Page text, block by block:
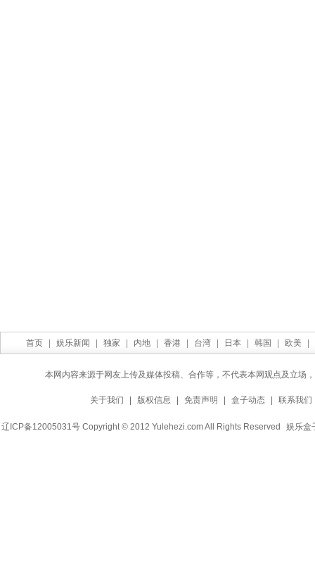
首页 娱乐新闻 独家 内地 香港 台湾 日本 韩国 欧美
本网内容来源于网友上传及媒体投稿、合作等，不代表本网观点及立场
关于我们 版权信息 免责声明 盒子动态 联系我们
辽ICP备12005031号 Copyright © 2012 Yulehezi.com All Rights Reserved 娱乐盒